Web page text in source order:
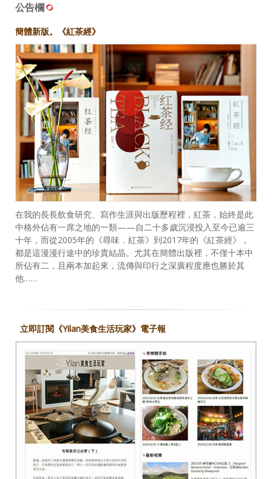
公告欄
簡體新版。《紅茶經》
在我的長長飲食研究、寫作生涯與出版歷程裡，紅茶，始終是此
中格外佔有一席之地的一類——自二十多歲沉浸投入至今已逾三
十年，而從2005年的《尋味．紅茶》到2017年的《紅茶經》，
都是這漫漫行途中的珍貴結晶。尤其在簡體出版裡，不僅十本中
所佔有二，且兩本加起來，流傳與印行之深廣程度應也勝於其
他……
立即訂閱《Yilan美食生活玩家》電子報